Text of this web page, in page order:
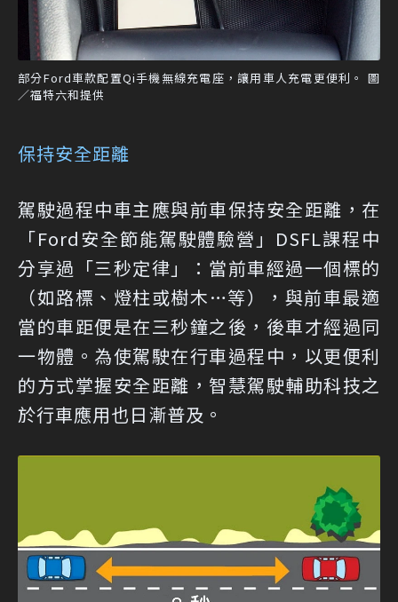
部分Ford車款配置Qi手機無線充電座，讓用車人充電更便利。 圖
／福特六和提供
保持安全距離
駕駛過程中車主應與前車保持安全距離，在
「Ford安全節能駕駛體驗營」DSFL課程中
分享過「三秒定律」：當前車經過一個標的
（如路標、燈柱或樹木…等），與前車最適
當的車距便是在三秒鐘之後，後車才經過同
一物體。為使駕駛在行車過程中，以更便利
的方式掌握安全距離，智慧駕駛輔助科技之
於行車應用也日漸普及。